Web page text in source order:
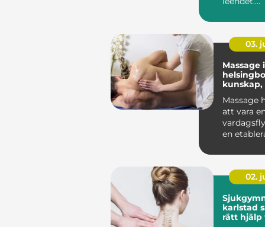
kan ...
03.
Massage i
Massage
att vara
en
02.
karlstad så hittar du
rätt hjälp